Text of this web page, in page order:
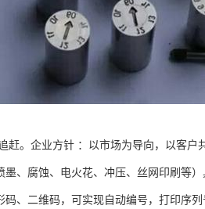
赶。企业方针 ：以市场为导向，以客户
、腐蚀、电火花、冲压、丝网印刷等
、二维码，可实现自动编号，打印序